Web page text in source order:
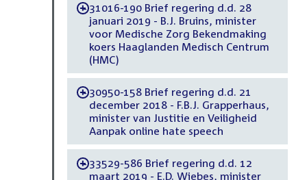
-31016-190 Brief regering d.d. 28
januari 2019 - B.J. Bruins, minister
voor Medische Zorg Bekendmaking
koers Haaglanden Medisch Centrum
(HMC)
-30950-158 Brief regering d.d. 21
december 2018 - F.B.J. Grapperhaus,
minister van Justitie en Veiligheid
Aanpak online hate speech
-33529-586 Brief regering d.d. 12
maart 2019 - E.D. Wiebes, minister